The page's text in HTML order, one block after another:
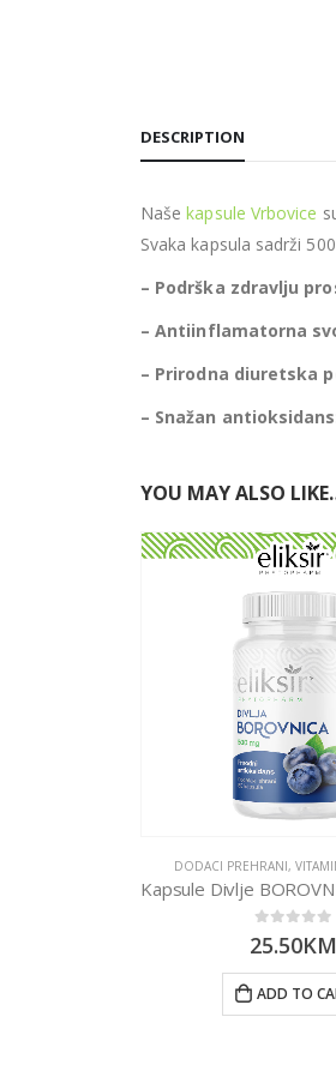
DESCRIPTION
Našekapsule Vrbovice
Svaka kapsula sadrži
– Podrška zdravlju
– Antiinflamatorna
– Prirodna diuretska
– Snažan
YOU MAY ALSO
DODACI PREHRANI,
0 out of 5
25.50KM
ADD TO